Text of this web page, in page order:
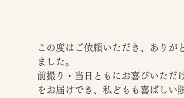
この度はご依頼いただき、ありが
ました。
前撮り・当日ともにお喜びいただ
をお届けでき、私どもも喜ばしい